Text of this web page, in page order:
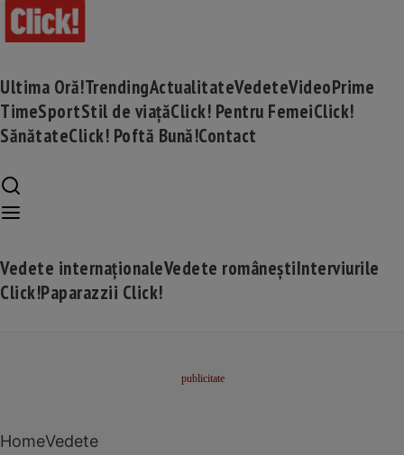
Ultima Oră!TrendingActualitateVedeteVideoPrime
TimeSportStil de viațăClick! Pentru FemeiClick!
SănătateClick! Poftă Bună!Contact
Vedete internaționaleVedete româneștiInterviurile
Click!Paparazzii Click!
HomeVedete